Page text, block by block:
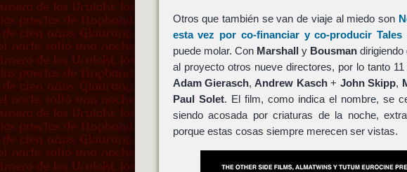
Otros que también se van de viaje al miedo son
esta vez por co-financiar y co-producirTales
puede molar. Con Marshall y Bousman
al proyecto otros nueve directores, por lo tanto
Adam Gierasch,Andrew Kasch+ John Skipp,
Paul Solet. El film, como indica el nombre, se
siendo acosada por criaturas de la noche,
porque estas cosas siempre merecen ser vistas.